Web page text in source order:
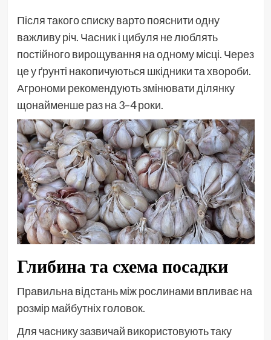
Після такого списку варто пояснити одну
важливу річ. Часник і цибуля не люблять
постійного вирощування на одному місці. Через
це у ґрунті накопичуються шкідники та хвороби.
Агрономи рекомендують змінювати ділянку
щонайменше раз на 3–4 роки.
Глибина та схема посадки
Правильна відстань між рослинами впливає на
розмір майбутніх головок.
Для часнику зазвичай використовують таку